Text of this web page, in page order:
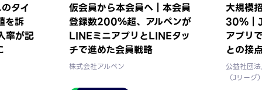
タイ
を訴
率が記
仮会員から本会員へ｜本会員
登録数200％超、アルペンが
LINEミニアプリとLINEタッ
チで進めた会員戦略
株式会社アルペン
大規模
30%｜
アプリ
との接
公益社団
（Jリーグ